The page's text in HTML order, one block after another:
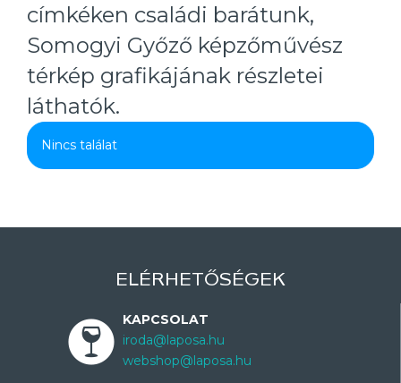
címkéken családi barátunk,
Somogyi Győző képzőművész
térkép grafikájának részletei
láthatók.
Nincs találat
ELÉRHETŐSÉGEK
KAPCSOLAT
iroda@laposa.hu
webshop@laposa.hu